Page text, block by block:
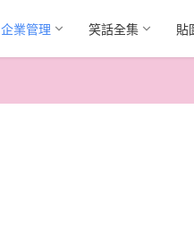
企業管理 笑話全集 貼